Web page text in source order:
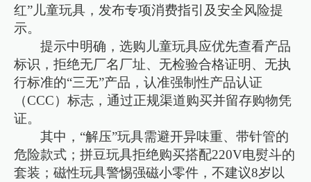
红”儿童玩具，发布专项消费指引及安全风险提
示。
提示中明确，选购儿童玩具应优先查看产品
标识，拒绝无厂名厂址、无检验合格证明、无执
行标准的“三无”产品，认准强制性产品认证
（CCC）标志，通过正规渠道购买并留存购物凭
证。
其中，“解压”玩具需避开异味重、带针管的
危险款式；拼豆玩具拒绝购买搭配220V电熨斗的
套装；磁性玩具警惕强磁小零件，不建议8岁以